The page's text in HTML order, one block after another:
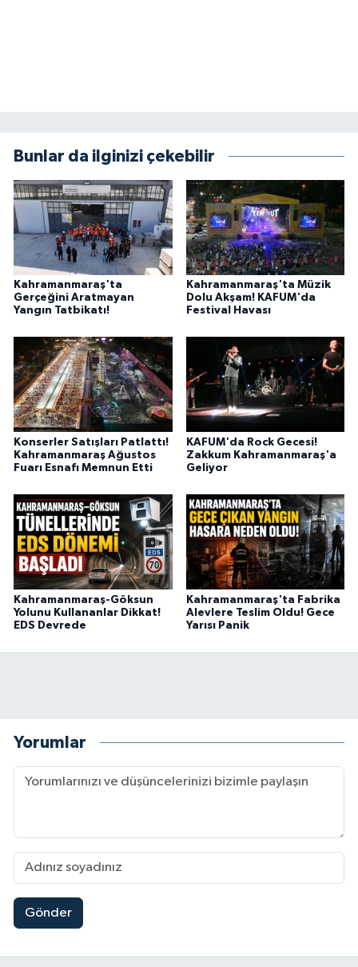
Bunlar da ilginizi çekebilir
Kahramanmaraş'ta
Gerçeğini Aratmayan
Yangın Tatbikatı!
Kahramanmaraş'ta Müzik
Dolu Akşam! KAFUM'da
Festival Havası
Konserler Satışları Patlattı!
Kahramanmaraş Ağustos
Fuarı Esnafı Memnun Etti
KAFUM'da Rock Gecesi!
Zakkum Kahramanmaraş'a
Geliyor
Kahramanmaraş-Göksun
Yolunu Kullananlar Dikkat!
EDS Devrede
Kahramanmaraş'ta Fabrika
Alevlere Teslim Oldu! Gece
Yarısı Panik
Yorumlar
Gönder
15:15 |Kahramanmaraş'ta Zehir Tacirlerine Eş Zamanlı
YEREL
BÖLGEDEN
BİLİM TEKNOLOJİ
ASAYİŞ
SEÇİM 2015
ÇEVRE
BİLİM VE TEKNOLOJİ
YARIŞMALAR
TANITIM
HABERDE İNSAN